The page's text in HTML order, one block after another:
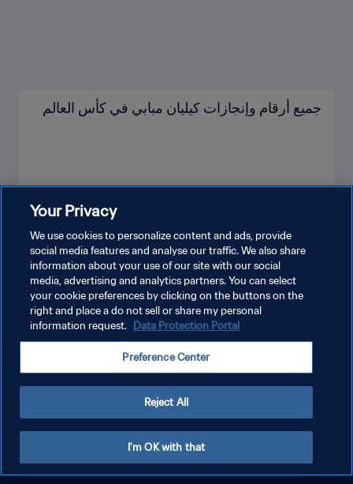
جميع أرقام وإنجازات كيليان مبابي في كأس العالم
شاهد المزيد
شروط الخدمة
Your Privacy
We use cookies to personalize content and ads, provide
social media features and analyse our traffic. We also share
information about your use of our site with our social
media, advertising and analytics partners. You can select
your cookie preferences by clicking on the buttons on the
right and place a do not sell or share my personal
information request. Data Protection Portal
Preference Center
Reject All
I'm OK with that